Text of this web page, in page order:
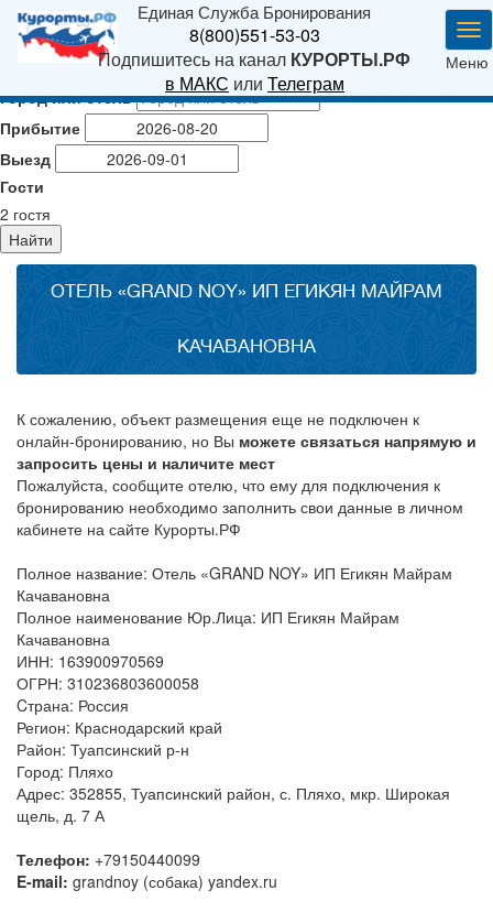
Единая Служба Бронирования
8(800)551-53-03
Подпишитесь на канал КУРОРТЫ.РФ
в МАКС или Телеграм
Меню
Город или отель
Прибытие
Выезд
Гости
2 гостя
Найти
ОТЕЛЬ «GRAND NOY» ИП ЕГИКЯН МАЙРАМ
КАЧАВАНОВНА
К сожалению, объект размещения еще не подключен к
онлайн-бронированию, но Вы можете связаться напрямую и
запросить цены и наличите мест
Пожалуйста, сообщите отелю, что ему для подключения к
бронированию необходимо заполнить свои данные в личном
кабинете на сайте Курорты.РФ
Полное название: Отель «GRAND NOY» ИП Егикян Майрам
Качавановна
Полное наименование Юр.Лица: ИП Егикян Майрам
Качавановна
ИНН: 163900970569
ОГРН: 310236803600058
Cтрана: Россия
Регион: Краснодарский край
Район: Туапсинский р-н
Город: Пляхо
Адрес: 352855, Туапсинский район, с. Пляхо, мкр. Широкая
щель, д. 7 А
Телефон: +79150440099
E-mail: grandnoy (собака) yandex.ru